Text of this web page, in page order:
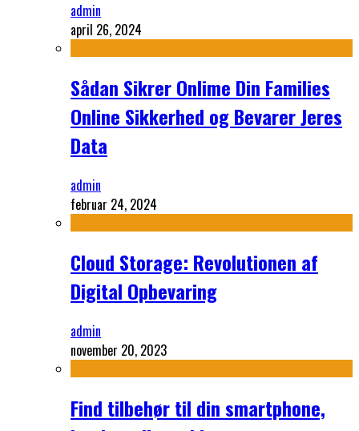
admin
april 26, 2024
Sådan Sikrer Onlime Din Families
Online Sikkerhed og Bevarer Jeres
Data
admin
februar 24, 2024
Cloud Storage: Revolutionen af
Digital Opbevaring
admin
november 20, 2023
Find tilbehør til din smartphone,